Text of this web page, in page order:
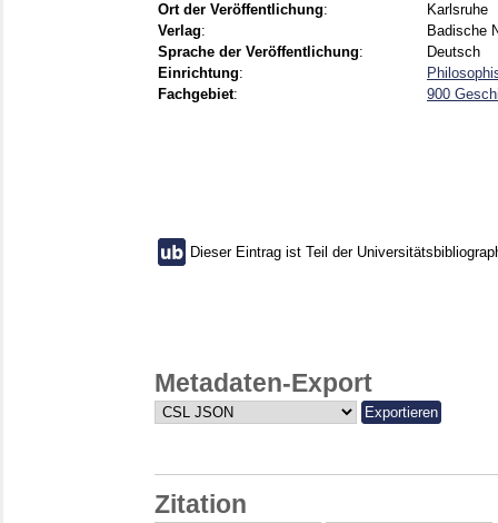
Ort der Veröffentlichung:
Karlsruhe
Verlag:
Badische
Sprache der Veröffentlichung:
Deutsch
Einrichtung:
Fachgebiet: 900
Dieser Eintrag ist Teil der
Metadaten-Export
Zitation